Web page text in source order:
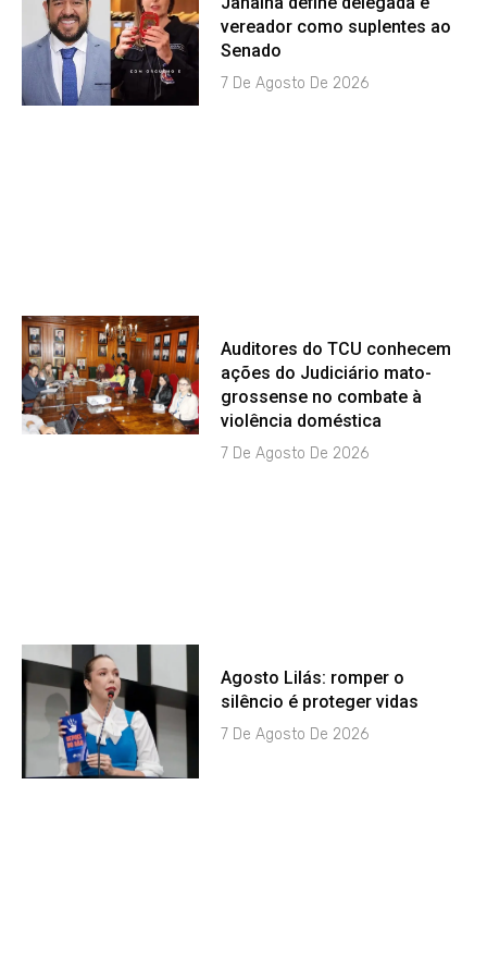
vereador como suplentes ao
Senado
7 De Agosto De 2026
Auditores do TCU conhecem
ações do Judiciário mato-
grossense no combate à
violência doméstica
7 De Agosto De 2026
Agosto Lilás: romper o
silêncio é proteger vidas
7 De Agosto De 2026